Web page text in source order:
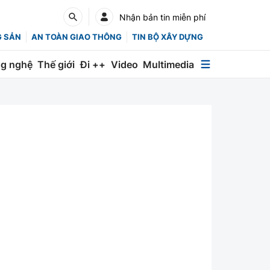
Nhận bản tin miễn phí
SẢN AN TOÀN GIAO THÔNG TIN BỘ XÂY DỰNG
nghệ Thế giới Đi ++ Video Multimedia